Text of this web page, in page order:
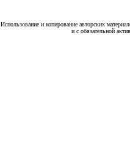
Использование и копирование авторских
и с обязательной